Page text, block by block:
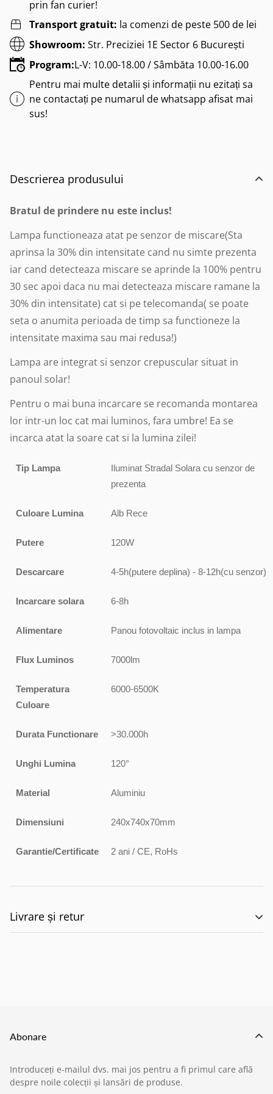
prin fan curier!
Transport gratuit: la comenzi de peste 500 de lei
Showroom: Str. Preciziei 1E Sector 6 București
Program:L-V: 10.00-18.00 / Sâmbăta 10.00-16.00
Pentru mai multe detalii și informații nu ezitați sa
ne contactați pe numarul de whatsapp afisat mai
sus!
Descrierea produsului
Bratul de prindere nu este inclus!
Lampa functioneaza atat pe senzor de miscare(Sta
aprinsa la 30% din intensitate cand nu simte prezenta
iar cand detecteaza miscare se aprinde la 100% pentru
30 sec apoi daca nu mai detecteaza miscare ramane la
30% din intensitate) cat si pe telecomanda( se poate
seta o anumita perioada de timp sa functioneze la
intensitate maxima sau mai redusa!)
Lampa are integrat si senzor crepuscular situat in
panoul solar!
Pentru o mai buna incarcare se recomanda montarea
lor intr-un loc cat mai luminos, fara umbre! Ea se
incarca atat la soare cat si la lumina zilei!
Tip Lampa
Iluminat Stradal Solara cu senzor de
prezenta
Culoare Lumina Alb Rece
Putere 120W
Descarcare 4-5h(putere deplina) - 8-12h(cu senzor)
Incarcare solara 6-8h
Alimentare Panou fotovoltaic inclus in lampa
Flux Luminos 7000lm
Temperatura
Culoare
6000-6500K
Durata Functionare >30.000h
Unghi Lumina 120°
Material Aluminiu
Dimensiuni 240x740x70mm
Garantie/Certificate 2 ani / CE, RoHs
Livrare și retur
Această politică reglementează modul în care
produsele comandate de pe site-ul nostru sunt livrate
Abonare
Introduceți e-mailul dvs. mai jos pentru a fi primul care află
despre noile colecții și lansări de produse.